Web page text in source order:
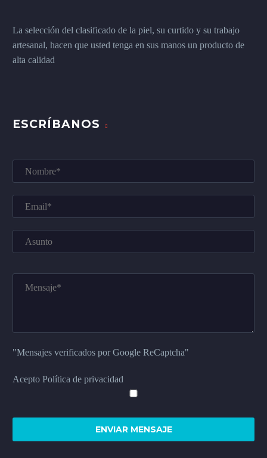
La selección del clasificado de la piel, su curtido y su trabajo
artesanal, hacen que usted tenga en sus manos un producto de
alta calidad
ESCRÍBANOS
"Mensajes verificados por Google ReCaptcha"
Acepto Política de privacidad